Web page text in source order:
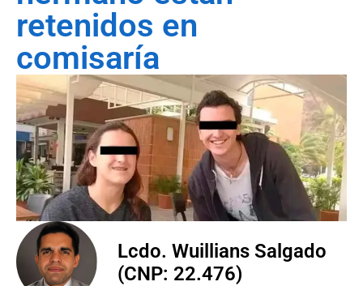
retenidos en
comisaría
Lcdo. Wuillians Salgado
(CNP: 22.476)